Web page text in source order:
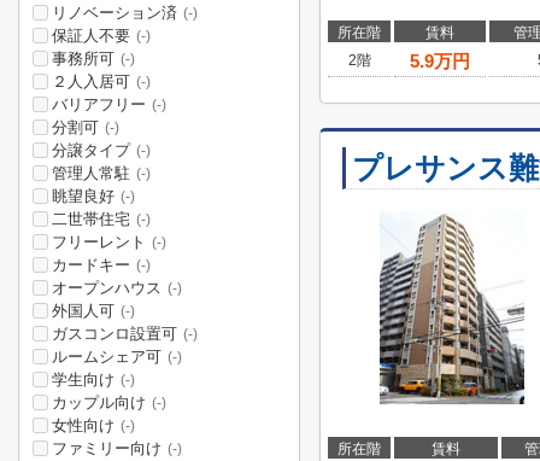
所在階 賃料
管
2階
5.9万円
プレサンス
所在階 賃料
リノベーション済 (-)
保証人不要 (-)
事務所可 (-)
２人入居可 (-)
バリアフリー (-)
分割可 (-)
分譲タイプ (-)
管理人常駐 (-)
眺望良好 (-)
二世帯住宅 (-)
フリーレント (-)
カードキー (-)
オープンハウス (-)
外国人可 (-)
ガスコンロ設置可 (-)
ルームシェア可 (-)
学生向け (-)
カップル向け (-)
女性向け (-)
ファミリー向け (-)